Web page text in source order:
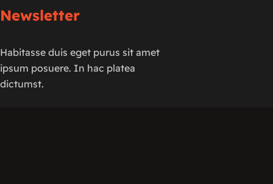
Newsletter
Habitasse duis eget purus sit amet
ipsum posuere. In hac platea
dictumst.